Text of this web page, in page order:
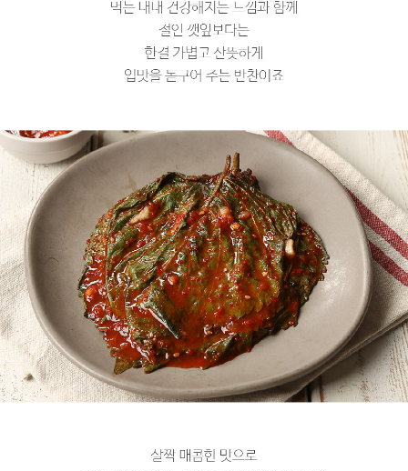
프 하세요!